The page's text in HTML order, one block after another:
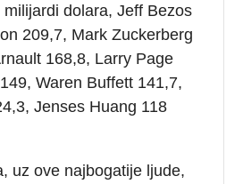
dolara, Jeff Bezos
209,7, Mark Zuckerberg
168,8, Larry Page
Waren Buffett 141,7,
Jenses Huang 118
uz ove najbogatije ljude,